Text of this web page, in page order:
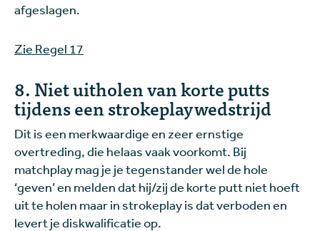
afgeslagen.
Zie Regel 17
8. Niet uitholen van korte putts
tijdens een strokeplaywedstrijd
Dit is een merkwaardige en zeer ernstige
overtreding, die helaas vaak voorkomt. Bij
matchplay mag je je tegenstander wel de hole
‘geven’ en melden dat hij/zij de korte putt niet hoeft
uit te holen maar in strokeplay is dat verboden en
levert je diskwalificatie op.